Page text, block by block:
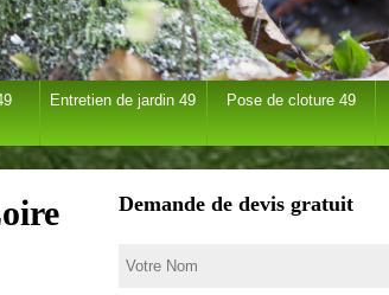
Entretien de jardin 49 Pose de cloture 49
Demande de devis gratuit